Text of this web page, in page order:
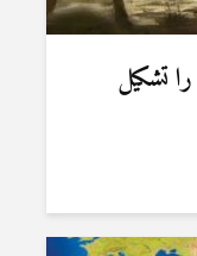
تشکیل